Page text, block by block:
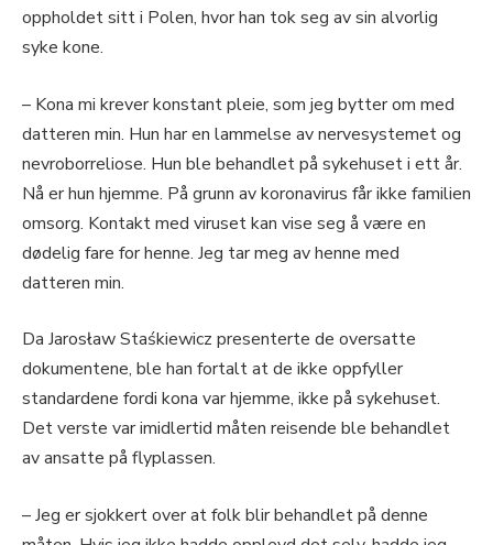
oppholdet sitt i Polen, hvor han tok seg av sin alvorlig
syke kone.
– Kona mi krever konstant pleie, som jeg bytter om med
datteren min. Hun har en lammelse av nervesystemet og
nevroborreliose. Hun ble behandlet på sykehuset i ett år.
Nå er hun hjemme. På grunn av koronavirus får ikke familien
omsorg. Kontakt med viruset kan vise seg å være en
dødelig fare for henne. Jeg tar meg av henne med
datteren min.
Da Jarosław Staśkiewicz presenterte de oversatte
dokumentene, ble han fortalt at de ikke oppfyller
standardene fordi kona var hjemme, ikke på sykehuset.
Det verste var imidlertid måten reisende ble behandlet
av ansatte på flyplassen.
– Jeg er sjokkert over at folk blir behandlet på denne